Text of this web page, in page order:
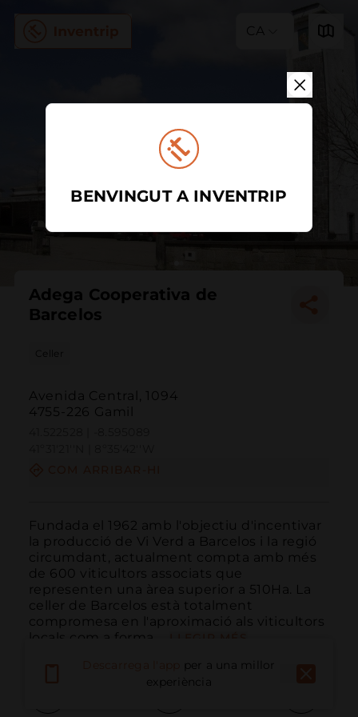
CA
Adega Cooperativa de
Barcelos
Avenida Central, 1094
4755-226 Gamil
Fundada el 1962 amb l'objectiu d'incentivar
la producció de Vi Verd a Barcelos i la regió
circumdant, actualment compta amb més
de 600 viticultors associats que
representen una àrea superior a 510Ha. La
celler de Barcelos està totalment
compromesa en l'aproximació als viticultors
locals com a forma ...
per a una millor
experiència
BENVINGUT A INVENTRIP